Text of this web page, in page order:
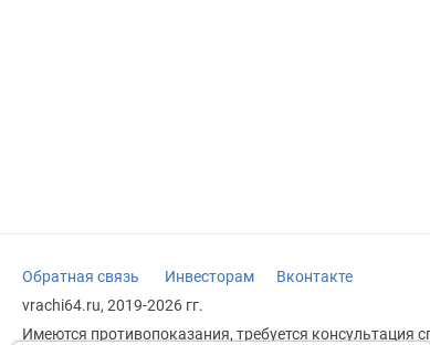
Обратная связь Инвесторам
Вконтакте
vrachi64.ru, 2019-2026 гг.
Имеются противопоказания, требуется консультация